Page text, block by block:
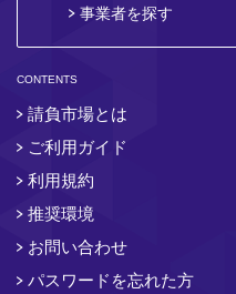
事業者を探す
CONTENTS
請負市場とは
ご利用ガイド
利用規約
推奨環境
お問い合わせ
パスワードを忘れた方